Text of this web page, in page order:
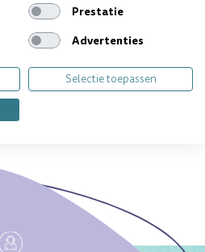
de tandpasta uitspugen en
Wij helpen je
Prestatie
Advertenties
Selectie toepassen